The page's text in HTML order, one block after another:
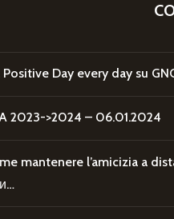
Day every day su
2023->2024 – 06.01.2024
mantenere l’amicizia a